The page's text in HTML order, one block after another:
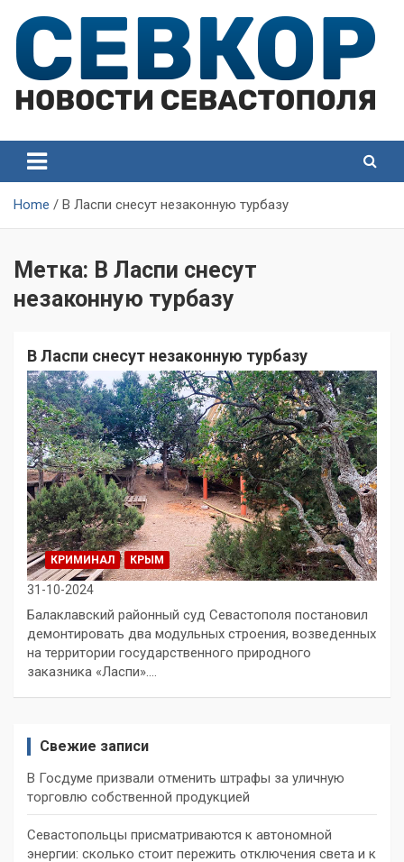
content
Севастополя
Севастополя
Home В Ласпи снесут незаконную турбазу
Метка: В Ласпи снесут
незаконную турбазу
В Ласпи снесут незаконную турбазу
КРИМИНАЛ КРЫМ
31-10-2024
Балаклавский районный суд Севастополя постановил
демонтировать два модульных строения, возведенных
на территории государственного природного
заказника «Ласпи».…
Свежие записи
В Госдуме призвали отменить штрафы за уличную
торговлю собственной продукцией
Севастопольцы присматриваются к автономной
энергии: сколько стоит пережить отключения света и к